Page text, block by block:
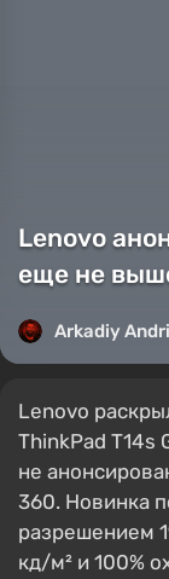
Lenovo
еще не
Arkadiy
Lenovo
ThinkPad T14s
не
360. Новинка
разрешением
кд/м² и 100%